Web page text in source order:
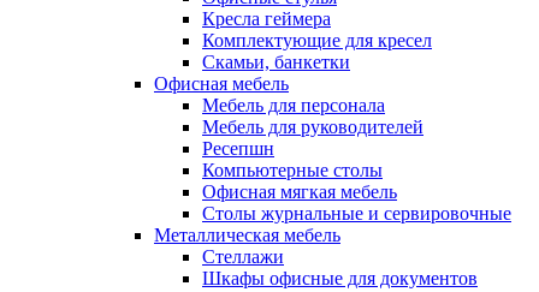
Кресла геймера
Комплектующие для кресел
Скамьи, банкетки
Офисная мебель
Мебель для персонала
Мебель для руководителей
Ресепшн
Компьютерные столы
Офисная мягкая мебель
Столы журнальные и сервировочные
Металлическая мебель
Стеллажи
Шкафы офисные для документов